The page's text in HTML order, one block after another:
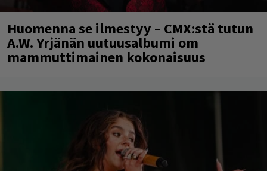
Huomenna se ilmestyy – CMX:stä tutun
A.W. Yrjänän uutuusalbumi om
mammuttimainen kokonaisuus